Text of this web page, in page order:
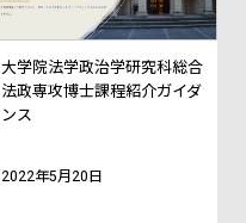
大学院法学政治学研究科総合
法政専攻博士課程紹介ガイダ
ンス
2022年5月20日